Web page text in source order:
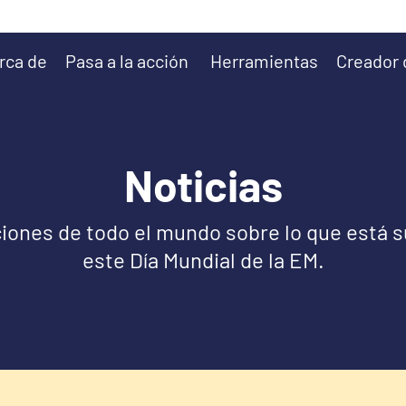
de Pasa a la acción Herramientas Creador
Noticias
de todo el mundo sobre lo que está
este Día Mundial de la EM.